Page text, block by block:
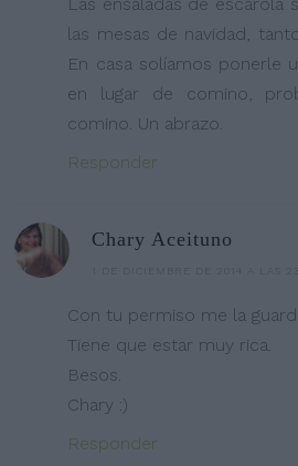
Las ensaladas de escarola
las mesas de navidad,
En casa solíamos ponerle
en lugar de comino,
comino. Un abrazo.
Responder
Chary Aceituno
Con tu permiso me la
Tiene que estar muy rica.
Besos.
Chary :)
Responder